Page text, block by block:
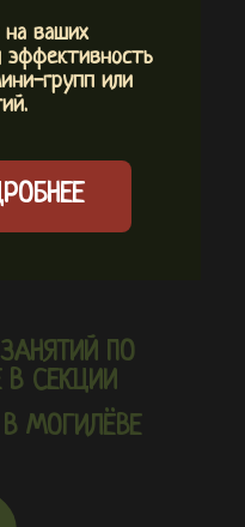
на ваших
эффективность
групп или
ПО
СЕКЦИИ
В МОГИЛЁВЕ